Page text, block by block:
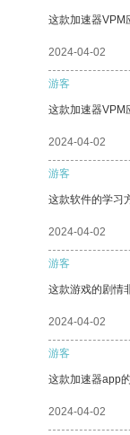
这款加速器VPM
2024-04-02
游客
这款加速器VPM
2024-04-02
游客
这款软件的学习
2024-04-02
游客
这款游戏的剧情
2024-04-02
游客
这款加速器app
2024-04-02